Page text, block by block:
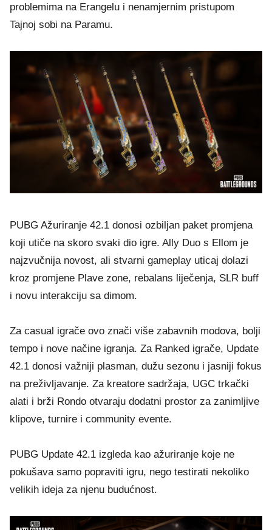
problemima na Erangelu i nenamjernim pristupom
Tajnoj sobi na Paramu.
PUBG Ažuriranje 42.1 donosi ozbiljan paket promjena
koji utiče na skoro svaki dio igre. Ally Duo s Ellom je
najzvučnija novost, ali stvarni gameplay uticaj dolazi
kroz promjene Plave zone, rebalans liječenja, SLR buff
i novu interakciju sa dimom.
Za casual igrače ovo znači više zabavnih modova, bolji
tempo i nove načine igranja. Za Ranked igrače, Update
42.1 donosi važniji plasman, dužu sezonu i jasniji fokus
na preživljavanje. Za kreatore sadržaja, UGC trkački
alati i brži Rondo otvaraju dodatni prostor za zanimljive
klipove, turnire i community evente.
PUBG Update 42.1 izgleda kao ažuriranje koje ne
pokušava samo popraviti igru, nego testirati nekoliko
velikih ideja za njenu budućnost.